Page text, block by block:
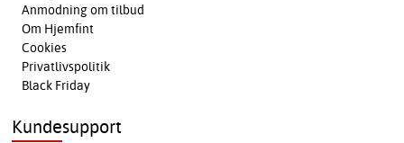
Anmodning om tilbud
Om Hjemfint
Cookies
Privatlivspolitik
Black Friday
Kundesupport